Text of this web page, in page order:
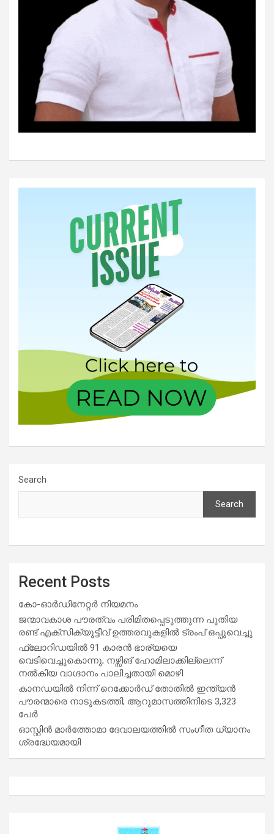
Search
Search
Recent Posts
കോ-ഓർഡിനേറ്റർ നിയമനം
ജന്മാവകാശ പൗരത്വം പരിമിതപ്പെടുത്തുന്ന പുതിയ
രണ്ട് എക്സിക്യൂട്ടീവ് ഉത്തരവുകളിൽ ട്രംപ് ഒപ്പുവെച്ചു
ഫ്ലോറിഡയിൽ 91 കാരൻ ഭാര്യയെ
വെടിവെച്ചുകൊന്നു; നഴ്സിങ് ഹോമിലാക്കില്ലെന്ന്
നൽകിയ വാഗ്ദാനം പാലിച്ചതായി മൊഴി
കാനഡയിൽ നിന്ന് റെക്കോർഡ് തോതിൽ ഇന്ത്യൻ
പൗരന്മാരെ നാടുകടത്തി; ആറുമാസത്തിനിടെ 3,323
പേർ
ഓസ്റ്റിൻ മാർത്തോമാ ദേവാലയത്തിൽ സംഗീത ധ്യാനം
ശ്രദ്ധേയമായി